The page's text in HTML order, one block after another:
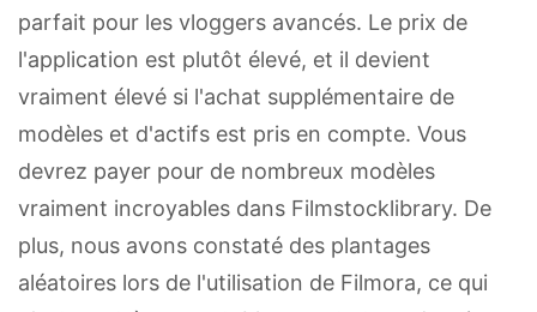
parfait pour les vloggers avancés. Le prix de
l'application est plutôt élevé, et il devient
vraiment élevé si l'achat supplémentaire de
modèles et d'actifs est pris en compte. Vous
devrez payer pour de nombreux modèles
vraiment incroyables dans Filmstocklibrary. De
plus, nous avons constaté des plantages
aléatoires lors de l'utilisation de Filmora, ce qui